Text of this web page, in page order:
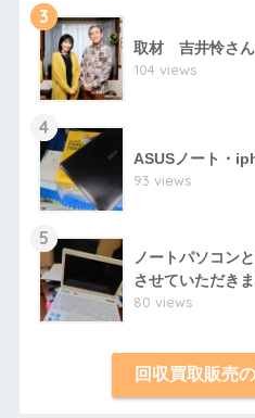
3
取材 吉井怜さん
104 views
4
ASUSノート・
93 views
5
ノートパソコン
させていただき
80 views
回収買取販売